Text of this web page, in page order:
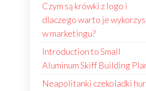
Czym są krówki z logo i
dlaczego warto je
w marketingu?
Introduction to Small
Aluminum Skiff Building
Neapolitanki czekoladki